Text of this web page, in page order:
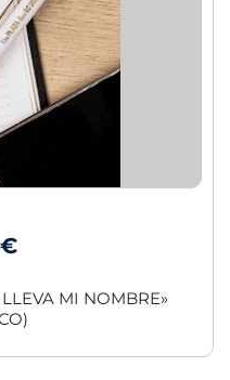
€
MI NOMBRE»